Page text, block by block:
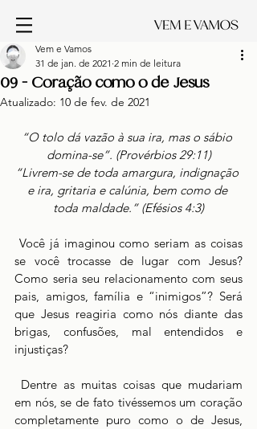
09 - Coração como o de Jesus
Vem e Vamos
31 de jan. de 2021 2 min de leitura
Atualizado: 10 de fev. de 2021
“O tolo dá vazão à sua ira, mas o sábio
domina-se”. (Provérbios 29:11)
“Livrem-se de toda amargura, indignação
e ira, gritaria e calúnia, bem como de
toda maldade.” (Efésios 4:3)
se você trocasse de lugar com Jesus?
Como seria seu relacionamento com seus
pais, amigos, família e “inimigos”? Será
que Jesus reagiria como nós diante das
brigas, confusões, mal entendidos e
injustiças?
em nós, se de fato tivéssemos um coração
completamente puro como o de Jesus,